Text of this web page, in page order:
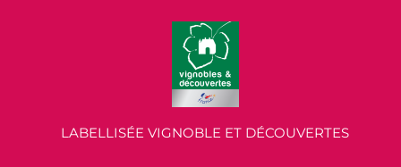
LABELLISÉE VIGNOBLE ET DÉCOUVERTES